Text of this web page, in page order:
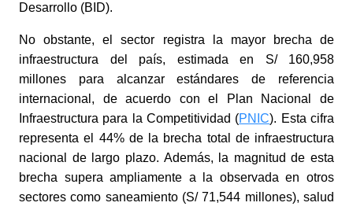
Desarrollo (BID).
No obstante, el sector registra la mayor brecha de
infraestructura del país, estimada en S/ 160,958
millones para alcanzar estándares de referencia
internacional, de acuerdo con el Plan Nacional de
Infraestructura para la Competitividad (PNIC). Esta cifra
representa el 44% de la brecha total de infraestructura
nacional de largo plazo. Además, la magnitud de esta
brecha supera ampliamente a la observada en otros
sectores como saneamiento (S/ 71,544 millones), salud